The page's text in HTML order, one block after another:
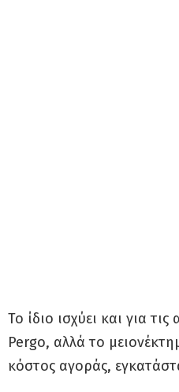
Το ίδιο ισχύει και για
Pergo, αλλά το
κόστος αγοράς,